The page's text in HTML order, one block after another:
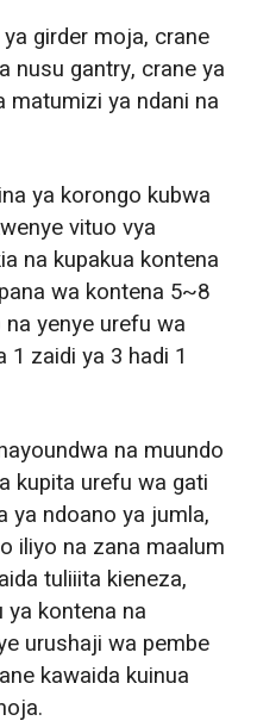
girder moja, crane
nusu gantry, crane ya
matumizi ya ndani na
ya korongo kubwa
vituo vya
na kupakua kontena
wa kontena 5~8
yenye urefu wa
1 zaidi ya 3 hadi 1
na muundo
kupita urefu wa gati
ya ndoano ya jumla,
iliyo na zana maalum
tuliiita kieneza,
kontena na
urushaji wa pembe
kawaida kuinua